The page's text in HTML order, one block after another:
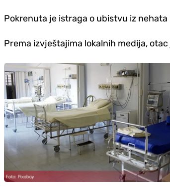
Pokrenuta je istraga o ubistvu iz
Prema izvještajima lokalnih medija,